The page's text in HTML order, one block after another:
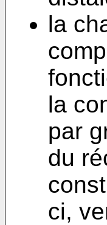
la
la
par
du
ci,